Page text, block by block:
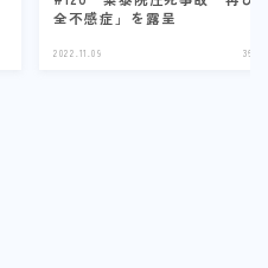
全不感症」を露呈
2022.11.09